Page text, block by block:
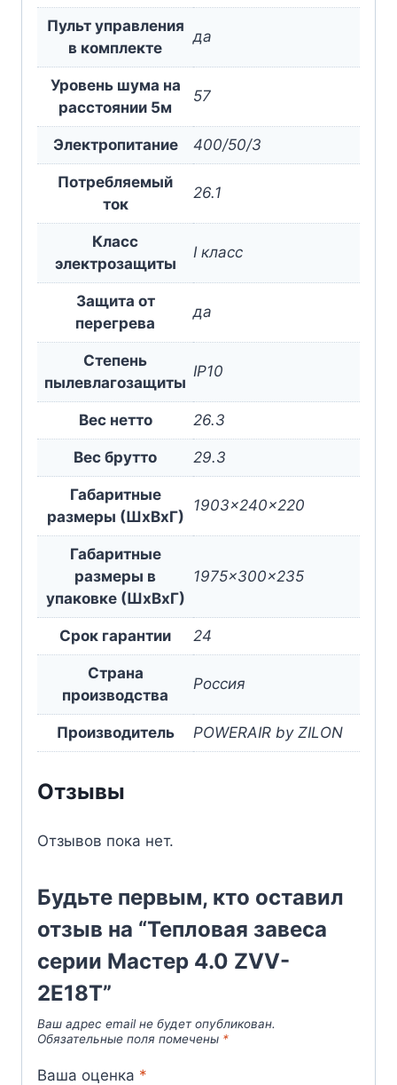
Пульт управления
в комплекте
да
Уровень шума на
расстоянии 5м
57
Электропитание 400/50/3
Потребляемый
ток
26.1
Класс
электрозащиты
I класс
Защита от
перегрева
да
Степень
пылевлагозащиты
IP10
Вес нетто 26.3
Вес брутто 29.3
Габаритные
размеры (ШxВxГ)
1903x240x220
Габаритные
размеры в
упаковке (ШxВxГ)
1975x300x235
Срок гарантии 24
Страна
производства
Россия
Производитель POWERAIR by ZILON
Отзывы
Отзывов пока нет.
Будьте первым, кто оставил
отзыв на “Тепловая завеса
серии Мастер 4.0 ZVV-
2E18T”
Ваш адрес email не будет опубликован.
Обязательные поля помечены *
Ваша оценка *